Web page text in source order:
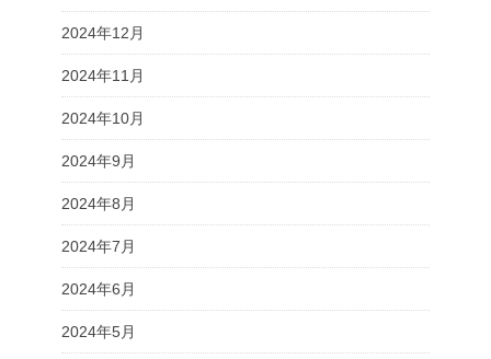
2024年12月
2024年11月
2024年10月
2024年9月
2024年8月
2024年7月
2024年6月
2024年5月